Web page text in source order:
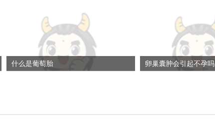
什么是葡萄胎 卵巢囊肿会引起不孕吗